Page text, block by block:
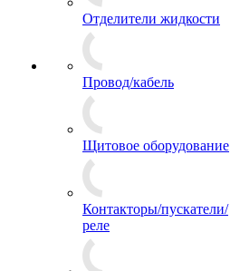
Отделители жидкости
Провод/кабель
Щитовое оборудование
Контакторы/пускатели/
реле